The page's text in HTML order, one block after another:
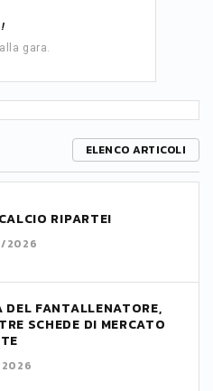
gara.
ELENCO ARTICOLI
RIPARTE!
2026
DEL FANTALLENATORE,
SCHEDE DI MERCATO